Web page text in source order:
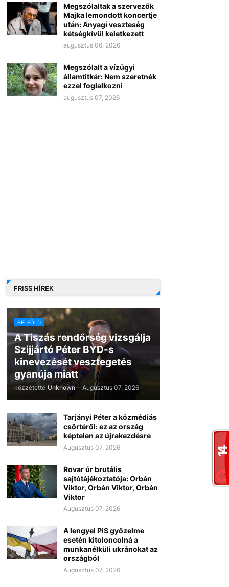
Megszólaltak a szervezők
Majka lemondott koncertje
után: Anyagi veszteség
kétségkívül keletkezett
augusztus 06, 2026
Megszólalt a vízügyi
államtitkár: Nem szeretnék
ezzel foglalkozni
augusztus 07, 2026
FRISS HÍREK
BELFÖLD
A Tiszás rendőrség vizsgálja
Szijjártó Péter BYD-s
kinevezését vesztegetés
gyanúja miatt
közzétette Unknown - Augusztus 07, 2026
Tarjányi Péter a közmédiás
csörtéről: ez az ország
képtelen az újrakezdésre
Augusztus 07, 2026
Rovar úr brutális
sajtótájékoztatója: Orbán
Viktor, Orbán Viktor, Orbán
Viktor
Augusztus 07, 2026
A lengyel PiS győzelme
esetén kitoloncolná a
munkanélküli ukránokat az
országból
Augusztus 07, 2026